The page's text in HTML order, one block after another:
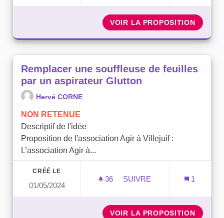
VOIR LA PROPOSITION
Remplacer une souffleuse de feuilles
par un aspirateur Glutton
Hervé CORNE
NON RETENUE
Descriptif de l'idée
Proposition de l'association Agir à Villejuif :
L’association Agir à...
CRÉÉ LE
01/05/2024
36 36 ABONNÉS
SUIVRE
1
VOIR LA PROPOSITION